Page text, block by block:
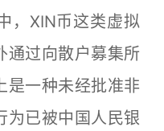
，XIN币这类虚拟
通过向散户募集所
是一种未经批准非
为已被中国人民银